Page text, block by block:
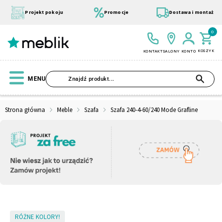
treści
Projekt pokoju Promocje Dostawa i montaż
KONTAKTSALONY KONTO KOSZYK
0
MENU
Strona główna Meble Szafa Szafa 240-4-60/240 Mode Grafline
SkipRÓŻNE KOLORY!
Wszystkie Kolekcje Modułowe
Szafa Łóżko
Materace Pufy